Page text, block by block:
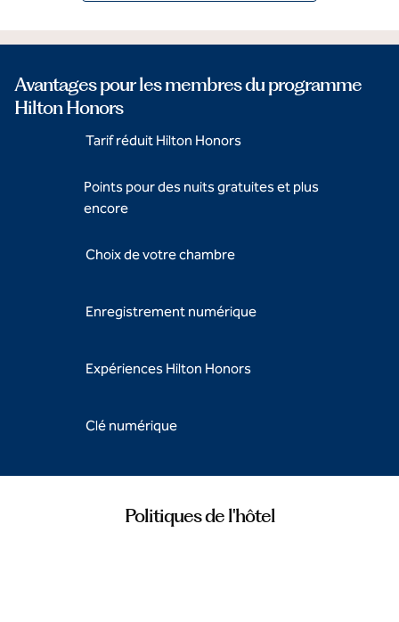
Avantages pour les membres du programme
Hilton Honors
Tarif réduit Hilton Honors
Points pour des nuits gratuites et plus
encore
Choix de votre chambre
Enregistrement numérique
Expériences Hilton Honors
Clé numérique
Politiques de l'hôtel